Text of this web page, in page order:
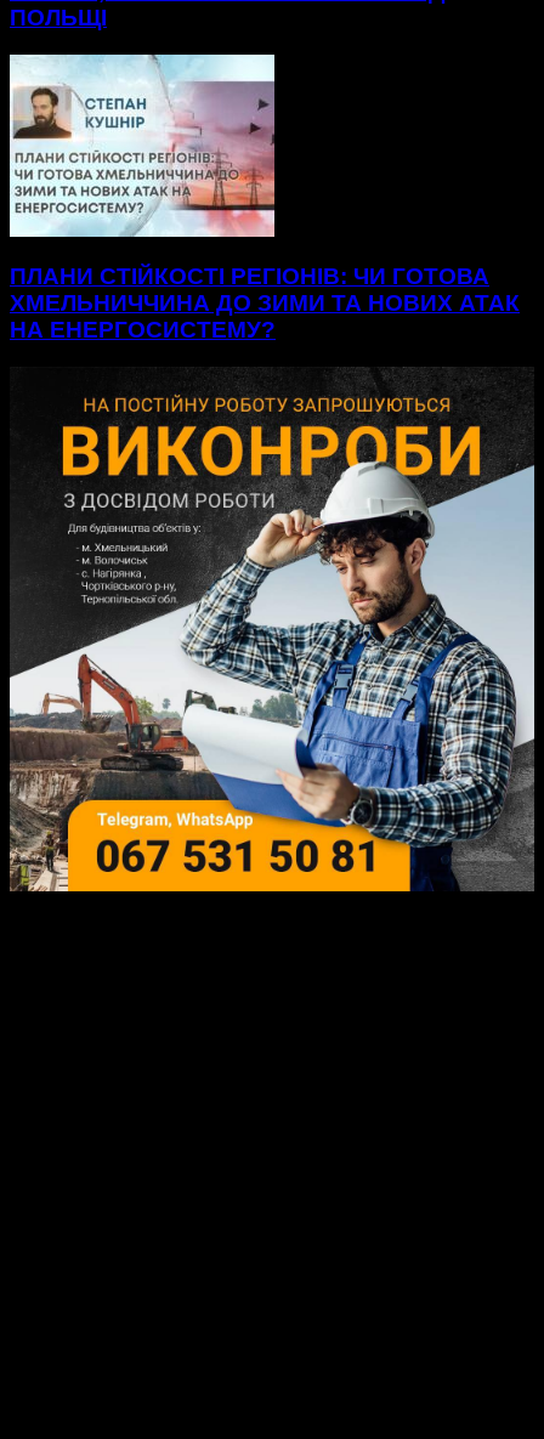
ПОЛЬЩІ
ПЛАНИ СТІЙКОСТІ РЕГІОНІВ: ЧИ ГОТОВА
ХМЕЛЬНИЧЧИНА ДО ЗИМИ ТА НОВИХ АТАК
НА ЕНЕРГОСИСТЕМУ?